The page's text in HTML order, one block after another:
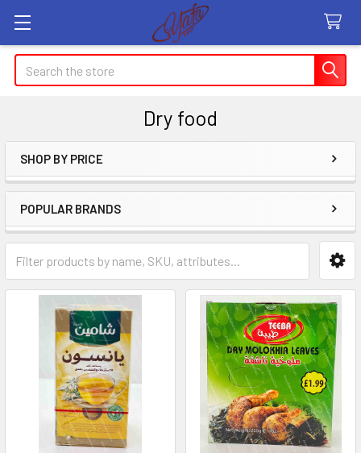
Search
Dry food
Sidebar
SHOP BY PRICE
POPULAR BRANDS